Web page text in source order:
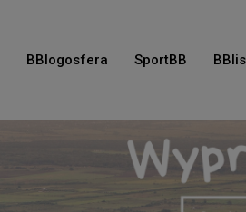
BBlogosfera SportBB